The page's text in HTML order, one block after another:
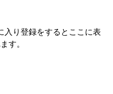
入り登録をすると ここに表
す。